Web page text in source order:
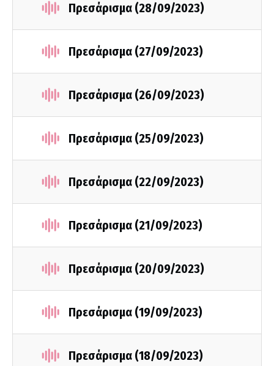
Πρεσάρισμα (28/09/2023)
Πρεσάρισμα (27/09/2023)
Πρεσάρισμα (26/09/2023)
Πρεσάρισμα (25/09/2023)
Πρεσάρισμα (22/09/2023)
Πρεσάρισμα (21/09/2023)
Πρεσάρισμα (20/09/2023)
Πρεσάρισμα (19/09/2023)
Πρεσάρισμα (18/09/2023)